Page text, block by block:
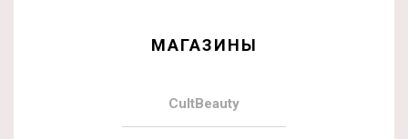
МАГАЗИНЫ
CultBeauty